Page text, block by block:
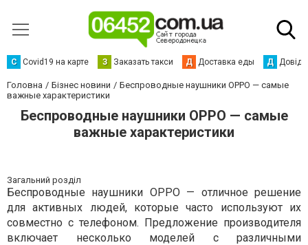
С Сovid19 на карте З Заказать такси Д Доставка еды Д
Головна Бізнес новини
Беспроводные наушники OPPO — самые
важные характеристики
Беспроводные наушники OPPO — самые
важные характеристики
Загальний розділ
Беспроводные наушники OPPO — отличное решение
для активных людей, которые часто используют их
совместно с телефоном. Предложение производителя
включает несколько моделей с различными